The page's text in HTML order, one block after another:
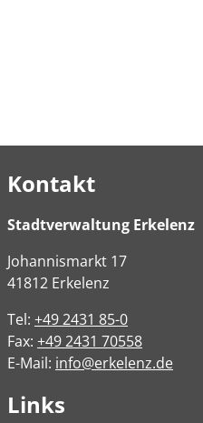
Kontakt
Stadtverwaltung Erkelenz
Johannismarkt 17
41812 Erkelenz
Tel: +49 2431 85-0
Fax: +49 2431 70558
E-Mail: info@erkelenz.de
Links